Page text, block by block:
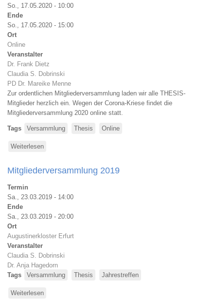
So., 17.05.2020 - 10:00
Ende
So., 17.05.2020 - 15:00
Ort
Online
Veranstalter
Dr. Frank Dietz
Claudia S. Dobrinski
PD Dr. Mareike Menne
Zur ordentlichen Mitgliederversammlung laden wir alle THESIS-
Mitglieder herzlich ein. Wegen der Corona-Kriese findet die
Mitgliederversammlung 2020 online statt.
Tags Versammlung Thesis Online
Weiterlesen
Mitgliederversammlung 2019
Termin
Sa., 23.03.2019 - 14:00
Ende
Sa., 23.03.2019 - 20:00
Ort
Augustinerkloster Erfurt
Veranstalter
Claudia S. Dobrinski
Dr. Anja Hagedorn
Tags
Versammlung Thesis Jahrestreffen
Weiterlesen